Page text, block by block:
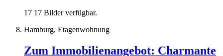
17 17 Bilder verfügbar.
Hamburg, Etagenwohnung
Zum Immobilienangebot: Charmante